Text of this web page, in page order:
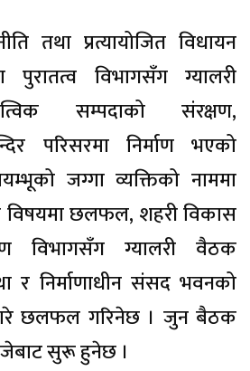
तथा प्रत्यायोजित विधायन
विभागसँग ग्यालरी
सम्पदाको संरक्षण,
परिसरमा निर्माण भएको
जग्गा व्यक्तिको नाममा
विषयमा छलफल, शहरी विकास
विभागसँग ग्यालरी वैठक
र निर्माणाधीन संसद भवनको
छलफल गरिनेछ । जुन बैठक
सुरू हुनेछ ।